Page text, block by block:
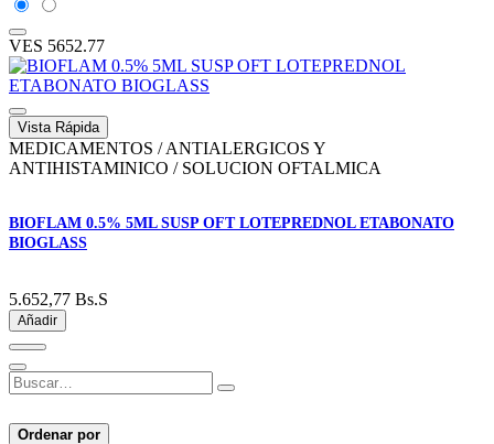
VES 5652.77
Vista Rápida
MEDICAMENTOS / ANTIALERGICOS Y
ANTIHISTAMINICO / SOLUCION OFTALMICA
BIOFLAM 0.5% 5ML SUSP OFT LOTEPREDNOL ETABONATO
BIOGLASS
5.652,77 Bs.S
Añadir
Ordenar por